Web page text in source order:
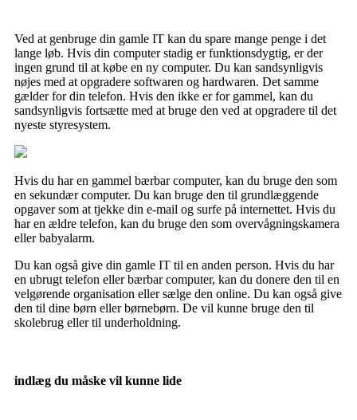
Ved at genbruge din gamle IT kan du spare mange penge i det
lange løb. Hvis din computer stadig er funktionsdygtig, er der
ingen grund til at købe en ny computer. Du kan sandsynligvis
nøjes med at opgradere softwaren og hardwaren. Det samme
gælder for din telefon. Hvis den ikke er for gammel, kan du
sandsynligvis fortsætte med at bruge den ved at opgradere til det
nyeste styresystem.
Hvis du har en gammel bærbar computer, kan du bruge den som
en sekundær computer. Du kan bruge den til grundlæggende
opgaver som at tjekke din e-mail og surfe på internettet. Hvis du
har en ældre telefon, kan du bruge den som overvågningskamera
eller babyalarm.
Du kan også give din gamle IT til en anden person. Hvis du har
en ubrugt telefon eller bærbar computer, kan du donere den til en
velgørende organisation eller sælge den online. Du kan også give
den til dine børn eller børnebørn. De vil kunne bruge den til
skolebrug eller til underholdning.
indlæg du måske vil kunne lide